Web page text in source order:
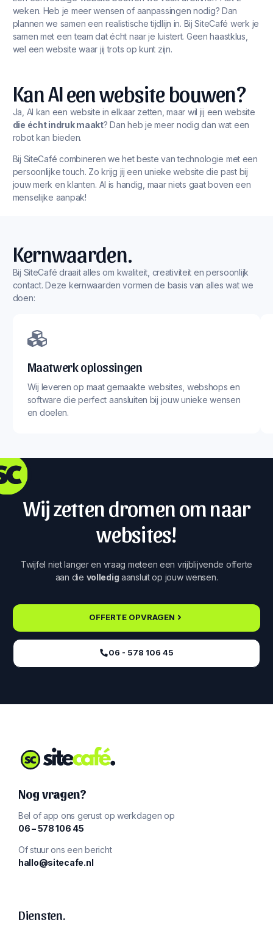
weken. Heb je meer wensen of aanpassingen nodig? Dan
plannen we samen een realistische tijdlijn in. Bij SiteCafé werk je
samen met een team dat écht naar je luistert. Geen haastklus,
wel een website waar jij trots op kunt zijn.
Kan AI een website bouwen?
Ja, AI kan een website in elkaar zetten, maar wil jij een website
die écht indruk maakt? Dan heb je meer nodig dan wat een
robot kan bieden.
Bij SiteCafé combineren we het beste van technologie met een
persoonlijke touch. Zo krijg jij een unieke website die past bij
jouw merk en klanten. AI is handig, maar niets gaat boven een
menselijke aanpak!
Kernwaarden.
Bij SiteCafé draait alles om kwaliteit, creativiteit en persoonlijk
contact. Deze kernwaarden vormen de basis van alles wat we
doen:
Maatwerk oplossingen
Wij leveren op maat gemaakte websites, webshops en
software die perfect aansluiten bij jouw unieke wensen
en doelen.
Wij zetten dromen om naar
websites!
Twijfel niet langer en vraag meteen een vrijblijvende offerte
aan die volledig aansluit op jouw wensen.
OFFERTE OPVRAGEN
06 - 578 106 45‬
Nog vragen?
Bel of app ons gerust op werkdagen op
‪06 – 578 106 45‬
Of stuur ons een bericht
hallo@sitecafe.nl
Diensten.